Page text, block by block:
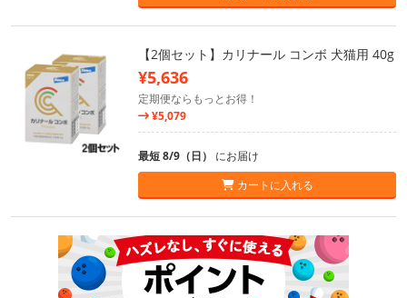
【2個セット】カリナール コンボ 犬猫用 40g
¥5,636
定期便ならもっとお得！
¥5,079
最短 8/9（日） にお届け
カートに入れる